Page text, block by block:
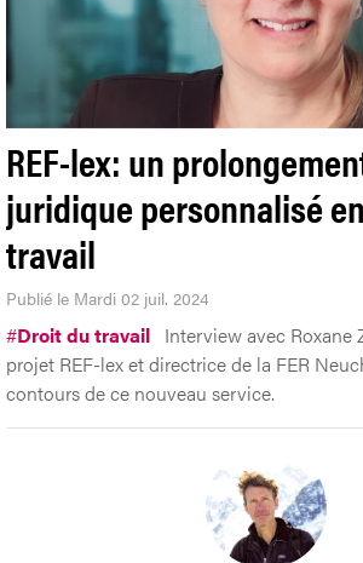
REF-lex: un
juridique personnalisé
travail
Publié le Mardi 02 juil. 2024
#Droit du travail Interview avec Roxane
projet REF-lex et directrice de la FER
contours de ce nouveau service.